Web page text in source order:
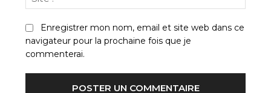
:
Enregistrer mon nom, email et site web dans ce
navigateur pour la prochaine fois que je
commenterai.